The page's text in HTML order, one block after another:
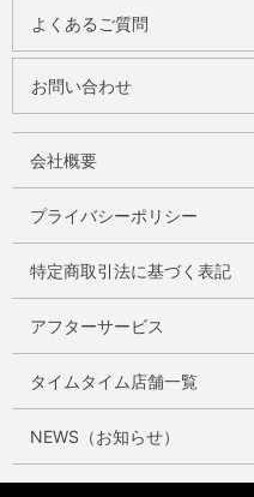
よくあるご質問
お問い合わせ
会社概要
プライバシーポリシー
特定商取引法に基づく表記
アフターサービス
タイムタイム店舗一覧
NEWS（お知らせ）